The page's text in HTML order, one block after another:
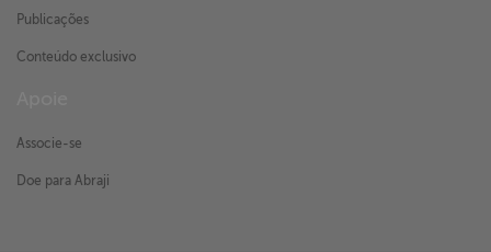
Publicações
Conteúdo exclusivo
Associe-se
Doe para Abraji